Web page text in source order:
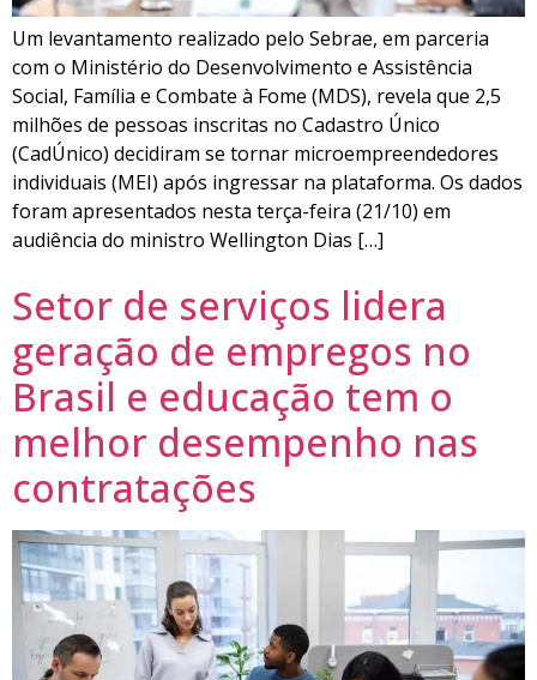
Um levantamento realizado pelo Sebrae, em parceria
com o Ministério do Desenvolvimento e Assistência
Social, Família e Combate à Fome (MDS), revela que 2,5
milhões de pessoas inscritas no Cadastro Único
(CadÚnico) decidiram se tornar microempreendedores
individuais (MEI) após ingressar na plataforma. Os dados
foram apresentados nesta terça-feira (21/10) em
audiência do ministro Wellington Dias […]
Setor de serviços lidera
geração de empregos no
Brasil e educação tem o
melhor desempenho nas
contratações